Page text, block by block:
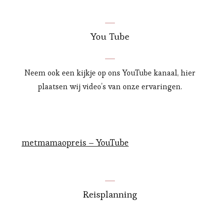
You Tube
Neem ook een kijkje op ons YouTube kanaal, hier
plaatsen wij video’s van onze ervaringen.
metmamaopreis – YouTube
Reisplanning